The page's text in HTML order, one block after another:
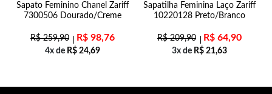
Sapato Feminino Chanel Zariff
7300506 Dourado/Creme
R$259,90 R$ 98,76
4x de R$ 24,69
Sapatilha Feminina Laço Zariff
10220128 Preto/Branco
R$209,90 R$ 64,90
3x de R$ 21,63